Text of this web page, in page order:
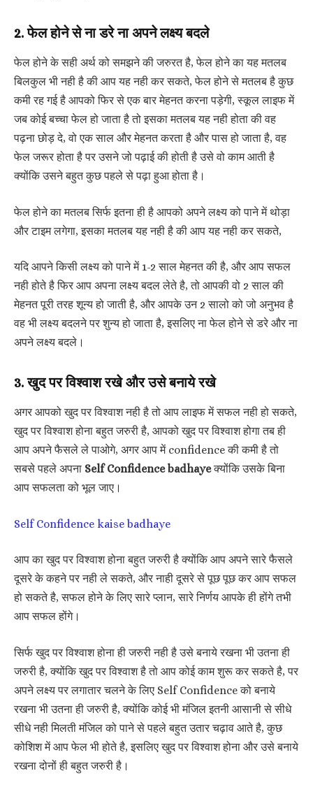
2. फेल होने से ना डरे ना अपने लक्ष्य बदले
फेल होने के सही अर्थ को समझने की जरुरत है, फेल होने का यह मतलब
बिलकुल भी नही है की आप यह नही कर सकते, फेल होने से मतलब है कुछ
कमी रह गई है आपको फिर से एक बार मेहनत करना पड़ेगी, स्कूल लाइफ में
जब कोई बच्चा फेल हो जाता है तो इसका मतलब यह नही होता की वह
पढ़ना छोड़ दे, वो एक साल और मेहनत करता है और पास हो जाता है, वह
फेल जरूर होता है पर उसने जो पढ़ाई की होती है उसे वो काम आती है
क्योंकि उसने बहुत कुछ पहले से पढ़ा हुआ होता है।
फेल होने का मतलब सिर्फ इतना ही है आपको अपने लक्ष्य को पाने में थोड़ा
और टाइम लगेगा, इसका मतलब यह नही है की आप यह नही कर सकते,
यदि आपने किसी लक्ष्य को पाने में 1-2 साल मेहनत की है, और आप सफल
नही होते है फिर आप अपना लक्ष्य बदल लेते है, तो आपकी वो 2 साल की
मेहनत पूरी तरह शून्य हो जाती है, और आपके उन 2 सालो को जो अनुभव है
वह भी लक्ष्य बदलने पर शुन्य हो जाता है, इसलिए ना फेल होने से डरे और ना
अपने लक्ष्य बदले।
3. खुद पर विश्वाश रखे और उसे बनाये रखे
अगर आपको खुद पर विश्वाश नही है तो आप लाइफ में सफल नही हो सकते,
खुद पर विश्वाश होना बहुत जरुरी है, आपको खुद पर विश्वाश होगा तब ही
आप अपने फैसले ले पाओगे, अगर आप में confidence की कमी है तो
सबसे पहले अपना Self Confidence badhayeक्योंकि उसके बिना
आप सफलता को भूल जाए।
Self Confidence kaise badhaye
आप का खुद पर विश्वाश होना बहुत जरुरी है क्योंकि आप अपने सारे फैसले
दूसरे के कहने पर नही ले सकते, और नाही दूसरे से पूछ पूछ कर आप सफल
हो सकते है, सफल होने के लिए सारे प्लान, सारे निर्णय आपके ही होंगे तभी
आप सफल होंगे।
सिर्फ खुद पर विश्वाश होना ही जरुरी नही है उसे बनाये रखना भी उतना ही
जरुरी है, क्योंकि खुद पर विश्वाश है तो आप कोई काम शुरू कर सकते है, पर
अपने लक्ष्य पर लगातार चलने के लिए Self Confidence को बनाये
रखना भी उतना ही जरुरी है, क्योंकि कोई भी मंजिल इतनी आसानी से सीधे
सीधे नही मिलती मंजिल को पाने से पहले बहुत उतार चढ़ाव आते है, कुछ
कोशिश में आप फेल भी होते है, इसलिए खुद पर विश्वाश होना और उसे बनाये
रखना दोनों ही बहुत जरुरी है।